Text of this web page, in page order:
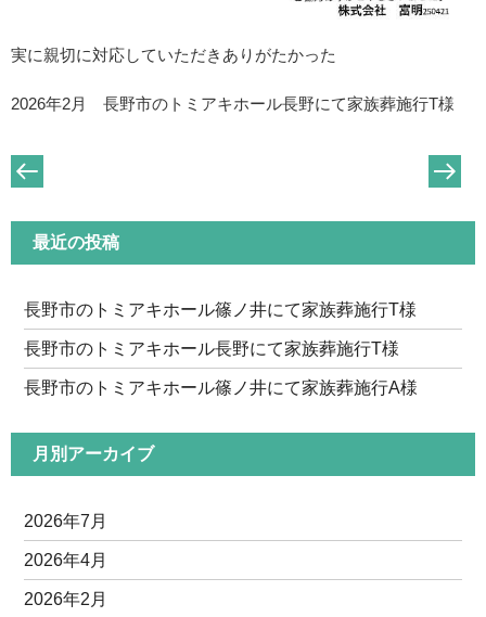
実に親切に対応していただきありがたかった
2026年2月 長野市のトミアキホール長野にて家族葬施行T様
投
稿
ナ
ー
シ
ョ
ン
最近の投稿
長野市のトミアキホール篠ノ井にて家族葬施行T様
長野市のトミアキホール長野にて家族葬施行T様
長野市のトミアキホール篠ノ井にて家族葬施行A様
月別アーカイブ
2026年7月
2026年4月
2026年2月